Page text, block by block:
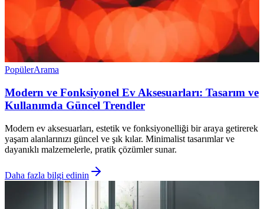
PopülerArama
Modern ve Fonksiyonel Ev Aksesuarları: Tasarım ve
Kullanımda Güncel Trendler
Modern ev aksesuarları, estetik ve fonksiyonelliği bir araya getirerek
yaşam alanlarınızı güncel ve şık kılar. Minimalist tasarımlar ve
dayanıklı malzemelerle, pratik çözümler sunar.
Daha fazla bilgi edinin